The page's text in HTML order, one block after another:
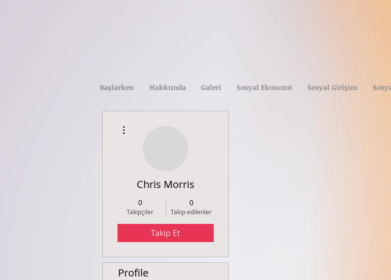
Başlarken Hakkımda Galeri Sosyal Ekonomi Sosyal Girişim
Chris Morris
0
Takipçiler
0
Takip edilenler
Takip Et
Profile